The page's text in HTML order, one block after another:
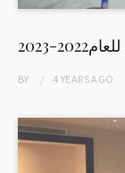
2023
BY 4 YEARSAGO